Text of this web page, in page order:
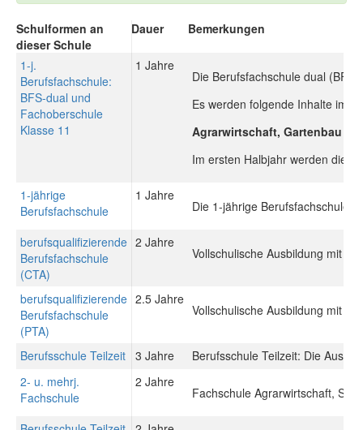
Schulformen an
dieser Schule
Dauer Bemerkungen
1-j.
Berufsfachschule:
BFS-dual und
Fachoberschule
Klasse 11
1 Jahre
Die Berufsfachschule dual
Es werden folgende Inhalte im
Agrarwirtschaft, Gartenbau
Im ersten Halbjahr werden die
1-jährige
Berufsfachschule
1 Jahre
Die 1-jährige Berufsfachschule
berufsqualifizierende
Berufsfachschule
(CTA)
2 Jahre
Vollschulische Ausbildung mit
berufsqualifizierende
Berufsfachschule
(PTA)
2.5 Jahre
Vollschulische Ausbildung mit
Berufsschule Teilzeit 3 Jahre
Berufsschule Teilzeit: Die
2- u. mehrj.
Fachschule
2 Jahre
Fachschule Agrarwirtschaft,